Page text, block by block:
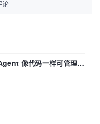
论
像代码一样可管理、